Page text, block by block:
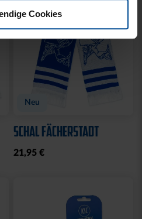
Cookies
Neu
SCHAL FÄCHERSTADT
21,95 €